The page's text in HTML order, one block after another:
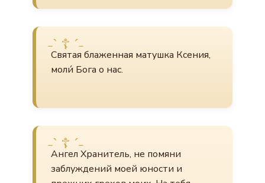
Святая блаженная матушка Ксения,
моли́ Бога о нас.
Ангел Хранитель, не помяни
заблуждений моей юности и